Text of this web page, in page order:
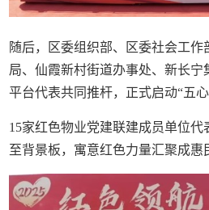
随后，区委组织部、区委社会工作
局、仙霞新村街道办事处、新长
平台代表共同推杆，正式启动“五心
15家红色物业党建联建成员单位代
至背景板，寓意红色力量汇聚成惠